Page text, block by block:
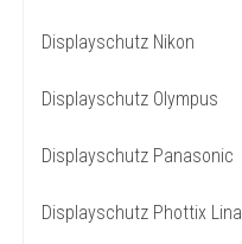
Displayschutz Nikon
Displayschutz Olympus
Displayschutz Panasonic
Displayschutz Phottix Lina